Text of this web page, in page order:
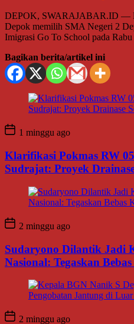
DEPOK, SWARAJABAR.ID —
Depok memilih SMA Negeri 2
Imigrasi Go To School pada
Bagikan berita/artikel ini
1 minggu ago
Klarifikasi Pokmas RW
Sudrajat: Proyek
2 minggu ago
Sudaryono Dilantik Jadi
Nasional: Tegaskan
2 minggu ago